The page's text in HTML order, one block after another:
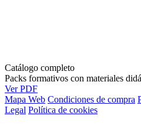
Catálogo completo
Packs formativos con materiales
Ver PDF
Mapa Web Condiciones de compra
Legal Política de cookies